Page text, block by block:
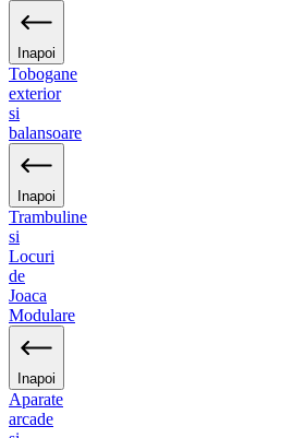
Inapoi
Tobogane
exterior
si
balansoare
Inapoi
Trambuline
si
Locuri
de
Joaca
Modulare
Inapoi
Aparate
arcade